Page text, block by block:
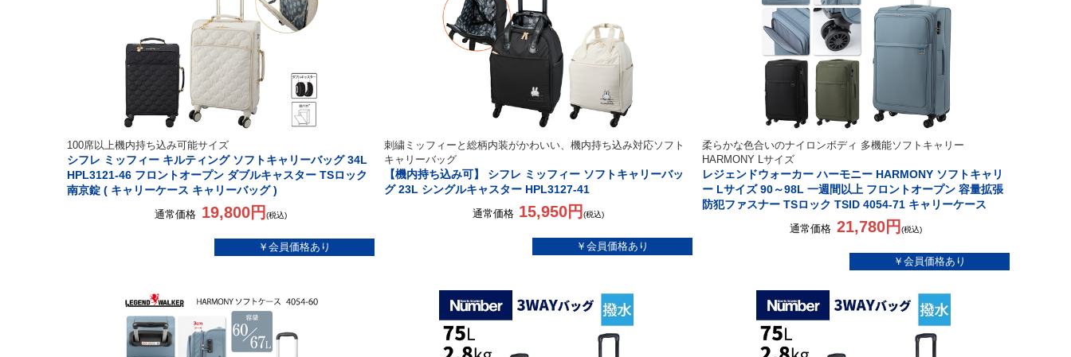
100席以上機内持ち込み可能サイズ
シフレ ミッフィー キルティング ソフトキャリーバッグ 34L
HPL3121-46 フロントオープン ダブルキャスター TSロック
南京錠 ( キャリーケース キャリーバッグ )
通常価格 19,800円 (税込)
刺繍ミッフィーと総柄内装がかわいい、機内持ち込み対応ソフト
キャリーバッグ
【機内持ち込み可】 シフレ ミッフィー ソフトキャリーバッ
グ 23L シングルキャスター HPL3127-41
通常価格 15,950円(税込)
柔らかな色合いのナイロンボディ 多機能ソフトキャリー
HARMONY Lサイズ
レジェンドウォーカー ハーモニー HARMONY ソフトキャリ
ー Lサイズ 90～98L 一週間以上 フロントオープン 容量拡張
防犯ファスナー TSロック TSID 4054-71 キャリーケース
通常価格 21,780円 (税込)